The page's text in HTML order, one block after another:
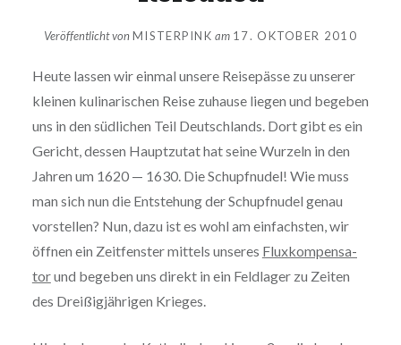
Veröffentlicht vonMISTERPINK am 17. OKTOBER 2010
Heute lassen wir einmal unsere Rei­se­päs­se zu unserer
kleinen kuli­na­ri­schen Reise zuhause liegen und begeben
uns in den südlichen Teil Deutsch­lands. Dort gibt es ein
Gericht, dessen Haupt­zu­tat hat seine Wurzeln in den
Jahren um 1620 — 1630. Die Schupf­nu­del! Wie muss
man sich nun die Ent­ste­hung der Schupf­nu­del genau
vor­stel­len? Nun, dazu ist es wohl am ein­fachs­ten, wir
öffnen ein Zeit­fens­ter mittels unseres Flux­kom­pen­sa­
torund begeben uns direkt in ein Feldlager zu Zeiten
des Drei­ßig­jäh­ri­gen Krieges.